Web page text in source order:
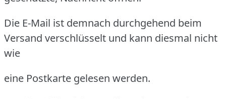
Die E-Mail ist demnach durchgehend beim
Versand verschlüsselt und kann diesmal nicht
wie
eine Postkarte gelesen werden.